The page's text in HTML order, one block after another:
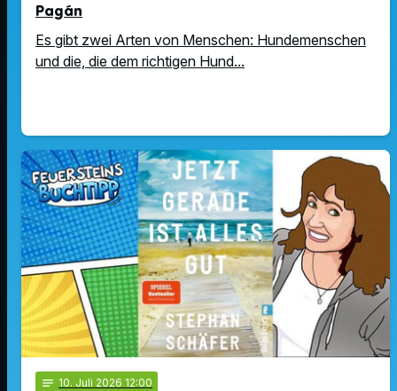
Pagán
Es gibt zwei Arten von Menschen: Hundemenschen
und die, die dem richtigen Hund...
notes 10. Juli 2026 12:00